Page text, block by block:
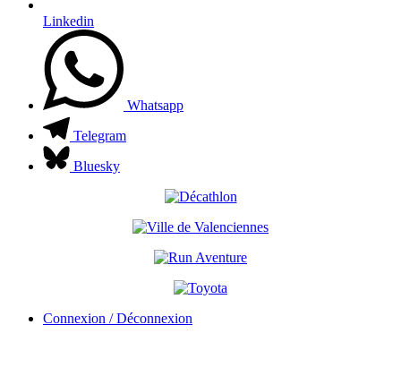
Linkedin
Whatsapp
Telegram
Bluesky
Connexion / Déconnexion